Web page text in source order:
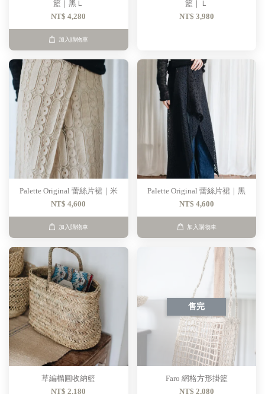
籃｜黑Ｌ
NT$ 4,280
加入購物車
籃｜Ｌ
NT$ 3,980
Palette Original 蕾絲片裙｜米
NT$ 4,600
加入購物車
Palette Original 蕾絲片裙｜黑
NT$ 4,600
加入購物車
草編橢圓收納籃
NT$ 2,180
售完
Faro 網格方形掛籃
NT$ 2,080